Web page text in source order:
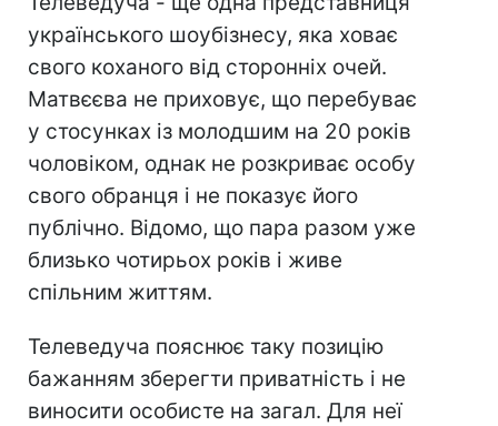
українського шоубізнесу, яка ховає
свого коханого від сторонніх очей.
Матвєєва не приховує, що перебуває
у стосунках із молодшим на 20 років
чоловіком, однак не розкриває особу
свого обранця і не показує його
публічно. Відомо, що пара разом уже
близько чотирьох років і живе
спільним життям.
Телеведуча пояснює таку позицію
бажанням зберегти приватність і не
виносити особисте на загал. Для неї